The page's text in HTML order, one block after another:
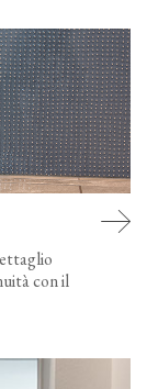
con il